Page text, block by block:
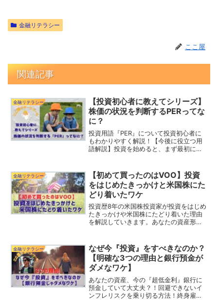
金融リテラシー
ここ屋
関連記事
金融リテラシー
【投資初心者に教えてシリーズ】
株価の状況を判断するPERってな
に？
投資用語『PER』について投資初心者に
もわかりやすく解説！【今後に役立つ用
語解説】投資を始めると、まず最初にぶ
が多い言葉なので、これを機に学んでお
いて損はしませんよ！
金融リテラシー
【初めて買ったのはVOO】投資
をはじめたきっかけと米国株にた
どり着いたワケ
投資歴8年の米国株投資家が投資をはじめ
たきっかけや米国株にたどり着いた理由
を解説していきます。あなたの資産形成
金融リテラシー
なぜ今『投資』をすべきなのか？
【明確な3つの理由と銀行預金が
ダメなワケ】
あなたの資産、今の『超低金利』銀行に
預金していて大丈夫？！回避できないイ
ンフレリスクを乗り切る方法！終身雇用